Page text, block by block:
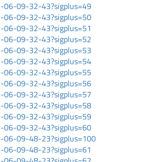
06-09-32-43?sigplus=49
06-09-32-43?sigplus=50
06-09-32-43?sigplus=51
06-09-32-43?sigplus=52
06-09-32-43?sigplus=53
06-09-32-43?sigplus=54
06-09-32-43?sigplus=55
06-09-32-43?sigplus=56
06-09-32-43?sigplus=57
06-09-32-43?sigplus=58
06-09-32-43?sigplus=59
06-09-32-43?sigplus=60
06-09-48-23?sigplus=100
06-09-48-23?sigplus=61